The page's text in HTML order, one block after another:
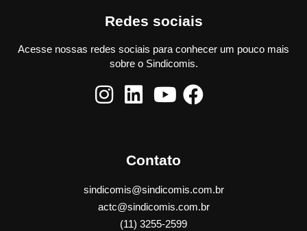
Redes sociais
Acesse nossas redes sociais para conhecer um pouco mais
sobre o Sindicomis.
Contato
sindicomis@sindicomis.com.br
actc@sindicomis.com.br
(11) 3255-2599